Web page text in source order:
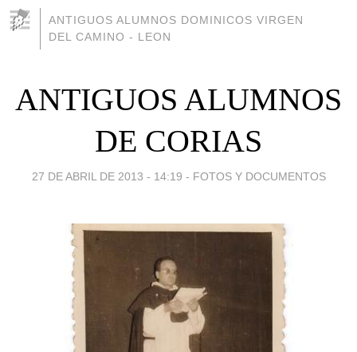
ANTIGUOS ALUMNOS DOMINICOS VIRGEN
DEL CAMINO - LEON
ANTIGUOS ALUMNOS
DE CORIAS
27 DE ABRIL DE 2013 - 14:19 - FOTOS Y DOCUMENTOS